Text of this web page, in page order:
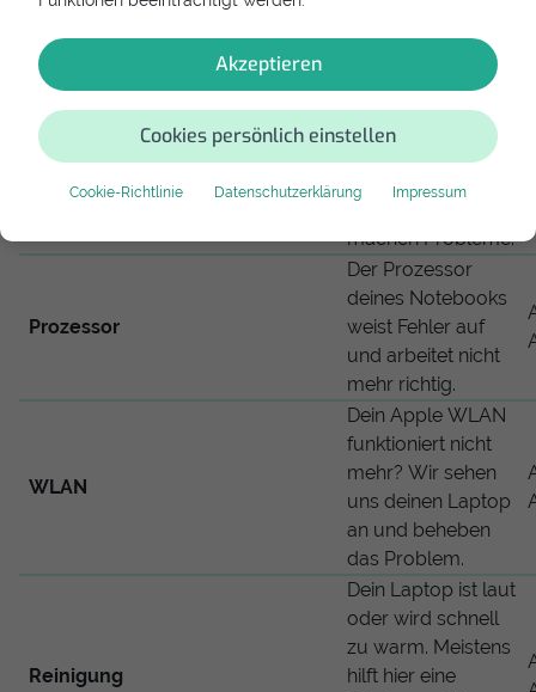
Akzeptieren
Cookies persönlich einstellen
Cookie-Richtlinie Datenschutzerklärung Impressum
und führen eine
durch, falls
Grafikkarte
Deine Grafikkarte
machen Probleme.
Prozessor
Der Prozessor
deines Notebooks
weist Fehler auf
und arbeitet nicht
mehr richtig.
WLAN
Dein Apple WLAN
funktioniert nicht
mehr? Wir sehen
uns deinen Laptop
an und beheben
das Problem.
Reinigung
Dein Laptop ist laut
oder wird schnell
zu warm. Meistens
hilft hier eine